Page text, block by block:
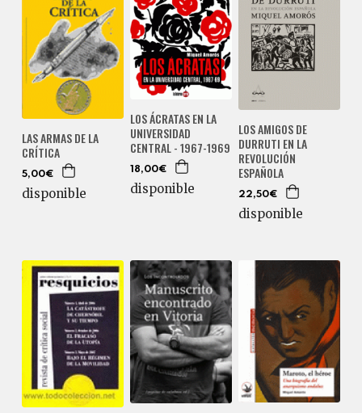
LAS ARMAS DE LA
CRÍTICA
5,00€
disponible
LOS ÁCRATAS EN LA
UNIVERSIDAD
CENTRAL - 1967-1969
18,00€
disponible
LOS AMIGOS DE
DURRUTI EN LA
REVOLUCIÓN
ESPAÑOLA
22,50€
disponible